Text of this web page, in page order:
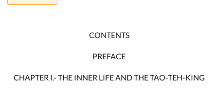
CONTENTS
PREFACE
CHAPTER I.- THE INNER LIFE AND THE TAO-TEH-KING